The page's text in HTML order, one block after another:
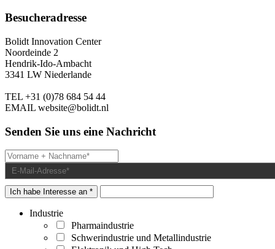
Besucheradresse
Bolidt Innovation Center
Noordeinde 2
Hendrik-Ido-Ambacht
3341 LW Niederlande
TEL +31 (0)78 684 54 44
EMAIL website@bolidt.nl
Senden Sie uns eine Nachricht
Ich habe Interesse an *
Industrie
Pharmaindustrie
Schwerindustrie und Metallindustrie